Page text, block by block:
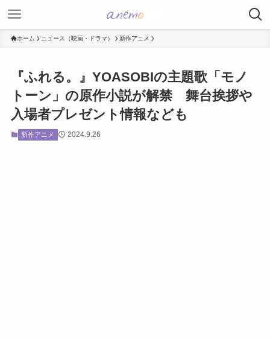
ホーム ニュース（映画・ドラマ） 新作アニメ
『ふれる。』YOASOBIの主題歌「モノ
トーン」の原作小説が解禁 舞台挨拶や
入場者プレゼント情報なども
新作アニメ 2024.9.26